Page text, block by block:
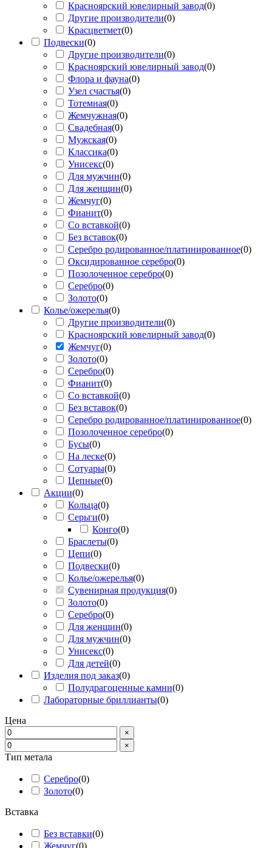
Красноярский ювелирный завод(0)
Другие производители(0)
Красцветмет(0)
Подвески(0)
Другие производители(0)
Красноярский ювелирный завод(0)
Флора и фауна(0)
Узел счастья(0)
Тотемная(0)
Жемчужная(0)
Свадебная(0)
Мужская(0)
Классика(0)
Унисекс(0)
Для мужчин(0)
Для женщин(0)
Жемчуг(0)
Фианит(0)
Со вставкой(0)
Без вставок(0)
Серебро родированное/платинированное(0)
Оксидированное серебро(0)
Позолоченное серебро(0)
Серебро(0)
Золото(0)
Колье/ожерелья(0)
Другие производители(0)
Красноярский ювелирный завод(0)
Жемчуг(0)
Золото(0)
Серебро(0)
Фианит(0)
Со вставкой(0)
Без вставок(0)
Серебро родированное/платинированное(0)
Позолоченное серебро(0)
Бусы(0)
На леске(0)
Сотуары(0)
Цепные(0)
Акции(0)
Кольца(0)
Серьги(0)
Конго(0)
Браслеты(0)
Цепи(0)
Подвески(0)
Колье/ожерелья(0)
Сувенирная продукция(0)
Золото(0)
Серебро(0)
Для женщин(0)
Для мужчин(0)
Унисекс(0)
Для детей(0)
Изделия под заказ(0)
Полудрагоценные камни(0)
Лабораторные бриллианты(0)
Цена
×
×
Тип метала
Серебро(0)
Золото(0)
Вставка
Без вставки(0)
Жемчуг(0)